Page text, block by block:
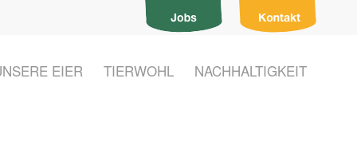
EIER TIERWOHL NACHHALTIGKEIT